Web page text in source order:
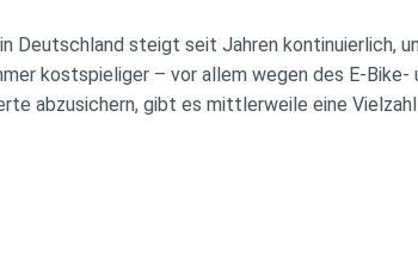
Deutschland steigt seit Jahren kontinuierlich,
kostspieliger – vor allem wegen des E-Bike-
abzusichern, gibt es mittlerweile eine